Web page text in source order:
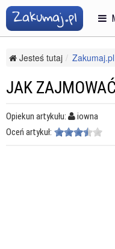
Jesteś tutaj Zakumaj.pl
Jak zajmować się
JAK
Opiekun artykułu:
iowna
Oceń artykuł: